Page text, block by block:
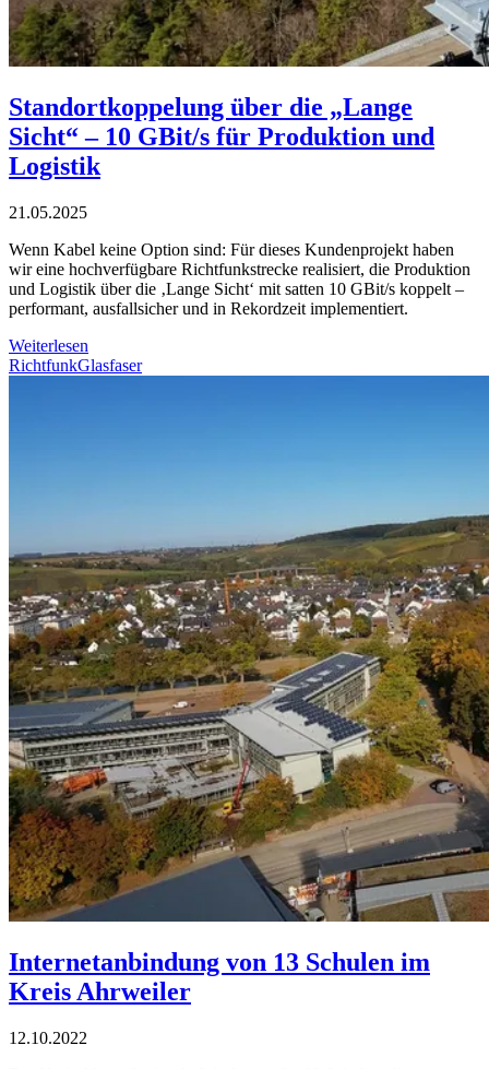
Standortkoppelung über die „Lange
Sicht“ – 10 GBit/s für Produktion und
Logistik
21.05.2025
Wenn Kabel keine Option sind: Für dieses Kundenprojekt haben
wir eine hochverfügbare Richtfunkstrecke realisiert, die Produktion
und Logistik über die ‚Lange Sicht‘ mit satten 10 GBit/s koppelt –
performant, ausfallsicher und in Rekordzeit implementiert.
Weiterlesen
RichtfunkGlasfaser
Internetanbindung von 13 Schulen im
Kreis Ahrweiler
12.10.2022